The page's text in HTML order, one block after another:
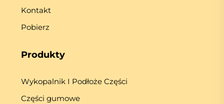
Kontakt
Pobierz
Produkty
Wykopalnik I Podłoże Części
Części gumowe